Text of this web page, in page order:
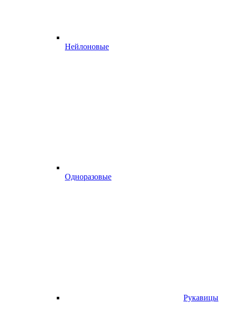
Нейлоновые
Одноразовые
Рукавицы